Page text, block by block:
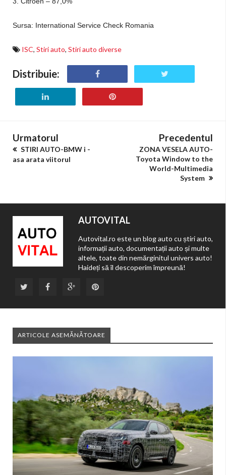
Sursa: International Service Check Romania
ISC, Stiri auto, Stiri auto diverse
Distribuie:
Urmatorul
STIRI AUTO-BMW i -
asa arata viitorul
Precedentul
ZONA VESELA AUTO-
Toyota Window to the
World-Multimedia
System
AUTOVITAL
Autovital.ro este un blog auto cu știri auto,
informații auto, documentații auto și multe
altele, toate din nemărginitul univers auto!
Haideți să îl descoperim împreună!
ARTICOLE ASEMĂNĂTOARE